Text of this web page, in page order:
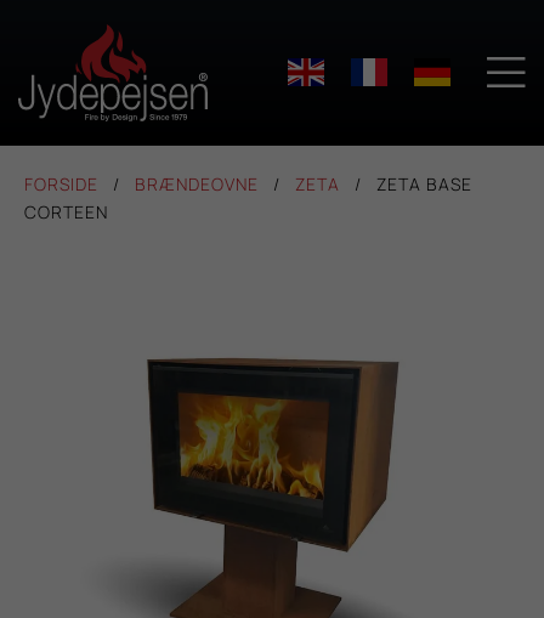

FORSIDE BRÆNDEOVNE ZETA
ZETA BASE
CORTEEN